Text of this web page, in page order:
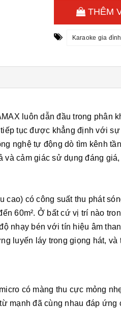
THÊM
Karaoke gia đình
luôn dẫn đầu trong phân
tục được khẳng định với
nghệ tự động dò tìm kênh
và cảm giác sử dụng đáng
có công suất thu phát
60m². Ở bất cứ vị trí nào
nhạy bén với tín hiệu âm
luyến láy trong giọng hát, và
có màng thu cực mỏng
mạnh đã cùng nhau đáp ứng